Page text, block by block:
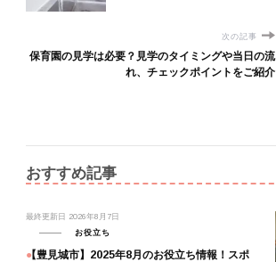
次の記事
保育園の見学は必要？見学のタイミングや当日の流
れ、チェックポイントをご紹介
おすすめ記事
最終更新日 2026年8月7日
お役立ち
【豊見城市】2025年8月のお役立ち情報！スポ